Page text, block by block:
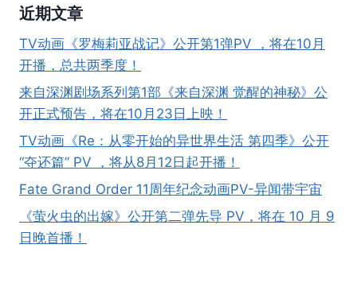
近期文章
TV动画《罗梅莉亚战记》公开第1弹PV ，将在10月
开播，总共两季度！
来自深渊剧场系列第1部《来自深渊 觉醒的神秘》公
开正式预告，将在10月23日上映！
TV动画《Re：从零开始的异世界生活 第四季》公开
“夺还篇” PV ，将从8月12日起开播！
Fate Grand Order 11周年纪念动画PV-异闻带宇宙
《萤火虫的出嫁》公开第二弹先导 PV，将在 10 月 9
日晚首播！